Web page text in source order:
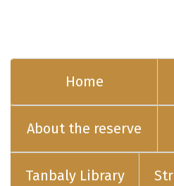
Home
About the reserve
Tanbaly Library